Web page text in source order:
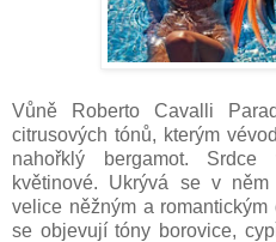
Vůně Roberto Cavalli
citrusových tónů, kterým
nahořklý bergamot.
květinové. Ukrývá se v
velice něžným a
se objevují tóny borovice,